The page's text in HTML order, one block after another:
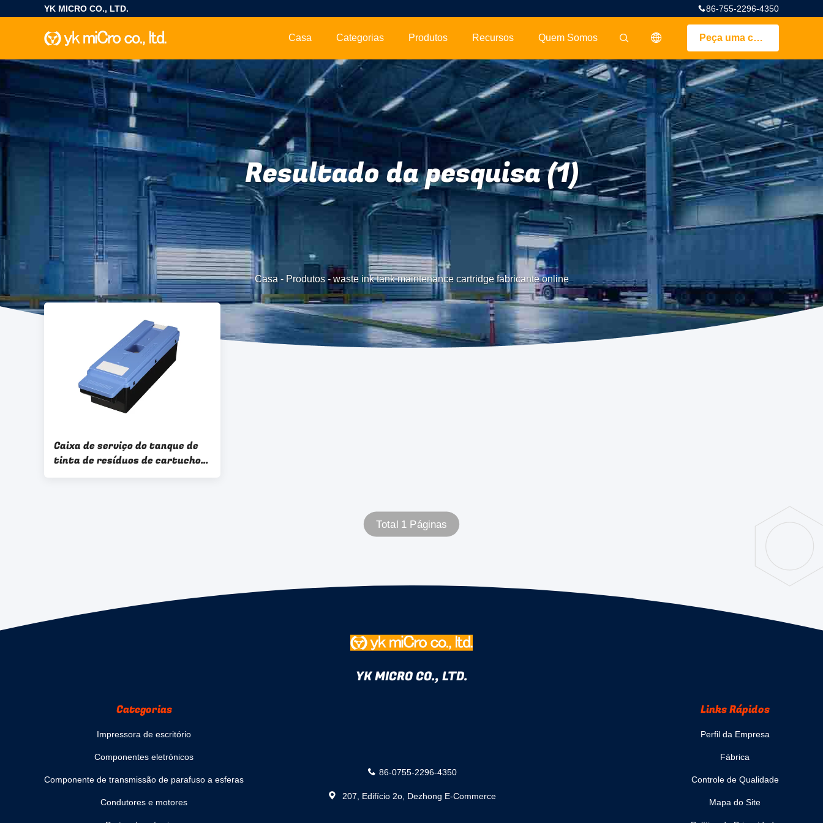
YK MICRO CO., LTD. 86-755-2296-4350
Peça uma cotação
描述
Casa Categorias Produtos Recursos Quem Somos
Resultado da pesquisa (1)
Casa - Produtos- waste ink tank maintenance cartridge fabricante online
Caixa de serviço do tanque de
tinta de resíduos de cartuchos
de manutenção Compatível com
Total 1 Páginas
YK MICRO CO., LTD.
Categorias
Impressora de escritório
Componentes eletrónicos
Componente de transmissão de parafuso a esferas
Condutores e motores
86-0755-2296-4350
207, Edifício 2o, Dezhong E-Commerce
Links Rápidos
Perfil da Empresa
Fábrica
Controle de Qualidade
Mapa do Site